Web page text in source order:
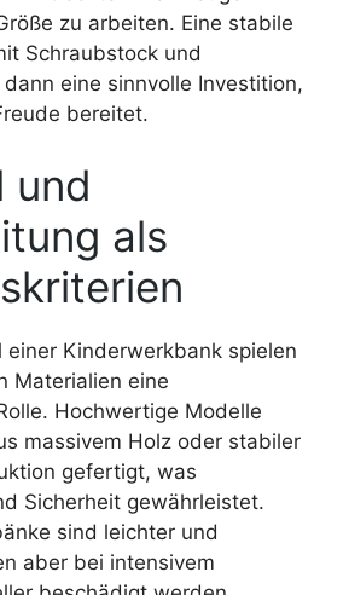
zu arbeiten. Eine stabile
Schraubstock und
eine sinnvolle Investition,
bereitet.
und
als
einer Kinderwerkbank spielen
Materialien eine
Hochwertige Modelle
massivem Holz oder stabiler
gefertigt, was
Sicherheit gewährleistet.
sind leichter und
aber bei intensivem